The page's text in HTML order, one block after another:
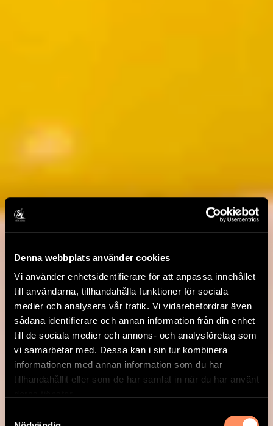
Denna webbplats använder cookies
Vi använder enhetsidentifierare för att anpassa innehållet
till användarna, tillhandahålla funktioner för sociala
medier och analysera vår trafik. Vi vidarebefordrar även
sådana identifierare och annan information från din enhet
till de sociala medier och annons- och analysföretag som
vi samarbetar med. Dessa kan i sin tur kombinera
informationen med annan information som du har
tillhandahållit eller som de har samlat in när du har använt